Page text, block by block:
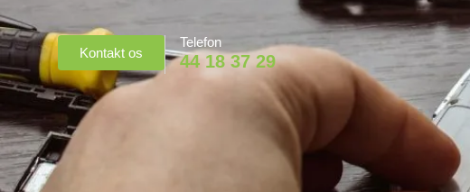
Kontakt os
Telefon
44 18 37 29